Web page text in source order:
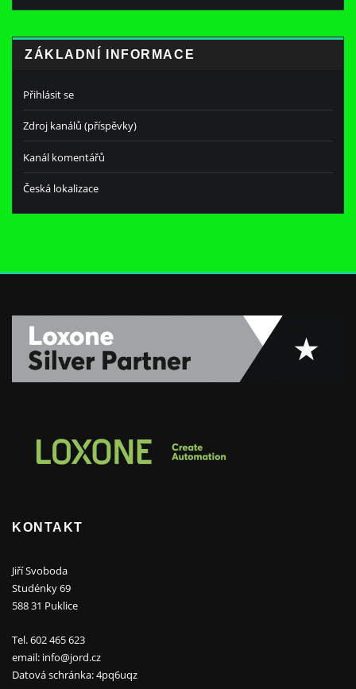
ZÁKLADNÍ INFORMACE
Přihlásit se
Zdroj kanálů (příspěvky)
Kanál komentářů
Česká lokalizace
KONTAKT
Jiří Svoboda
Studénky 69
588 31 Puklice
Tel. 602 465 623
email: info@jord.cz
Datová schránka: 4pq6uqz